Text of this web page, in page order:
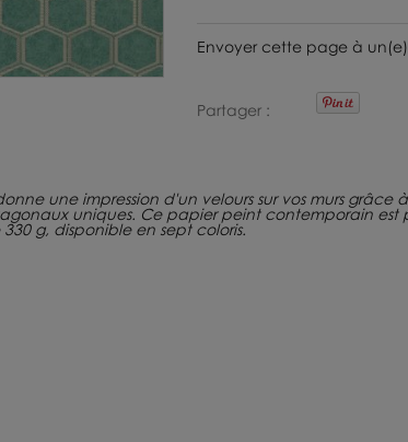
Envoyer cette page à
Partager
une impression d'un velours sur vos murs grâce
uniques. Ce papier peint contemporain est
g, disponible en sept coloris.